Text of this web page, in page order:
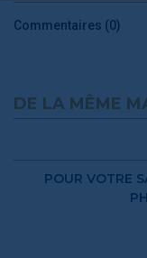
Commentaires (0)
DE LA MÊME
POUR VOTRE